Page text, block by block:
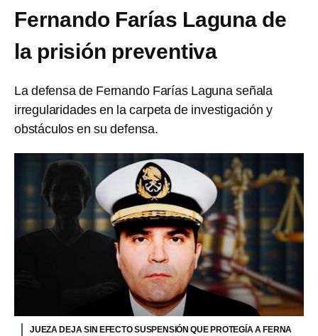
Fernando Farías Laguna de
la prisión preventiva
La defensa de Fernando Farías Laguna señala
irregularidades en la carpeta de investigación y
obstáculos en su defensa.
JUEZA DEJA SIN EFECTO SUSPENSIÓN QUE PROTEGÍA A FERNA